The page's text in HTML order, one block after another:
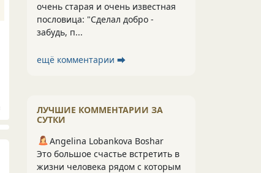
очень старая и очень известная
пословица: "Сделал добро -
забудь, п...
ещё комментарии ⮕
ЛУЧШИЕ КОММЕНТАРИИ ЗА
СУТКИ
Angelina Lobankova Boshar
Это большое счастье встретить в
жизни человека рядом с которым